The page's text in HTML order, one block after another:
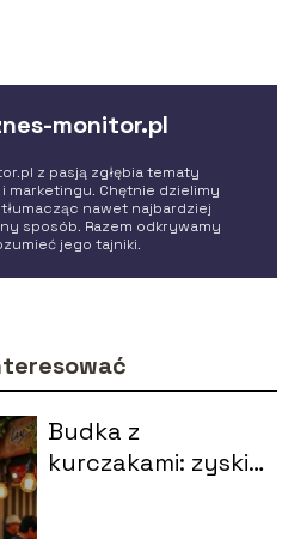
monitor.pl
z pasją zgłębia tematy
marketingu. Chętnie dzielimy
nawet najbardziej
sposób. Razem odkrywamy
jego tajniki.
Budka z
kurczakami: zyski i